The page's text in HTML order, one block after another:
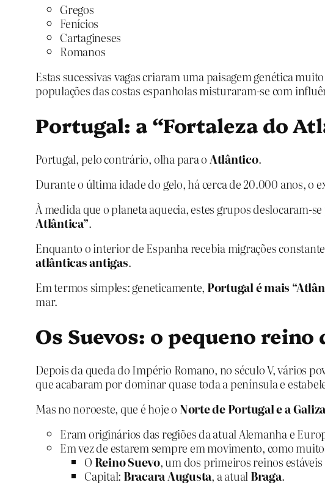
Gregos
Fenícios
Cartagineses
Romanos
Estas sucessivas vagas criaram uma paisagem genética
populações das costas espanholas misturaram‑se com
Portugal: a “Fortaleza do
Portugal, pelo contrário, olha para oAtlântico.
Durante o última idade do gelo, há cerca de 20.000 anos, o
À medida que o planeta aquecia, estes grupos
Atlântica”.
Enquanto o interior de Espanha recebia migrações
atlânticas antigas.
Em termos simples: geneticamente, Portugal é mais
mar.
Os Suevos: o pequeno
Depois da queda do Império Romano, no século V, vários
que acabaram por dominar quase toda a península e
Mas no noroeste, que é hoje o Norte de Portugal e a Galiza
Eram originários das regiões da atual Alemanha e
Em vez de estarem sempre em movimento, como
O Reino Suevo, um dos primeiros reinos
Capital: Bracara Augusta, a atualBraga.